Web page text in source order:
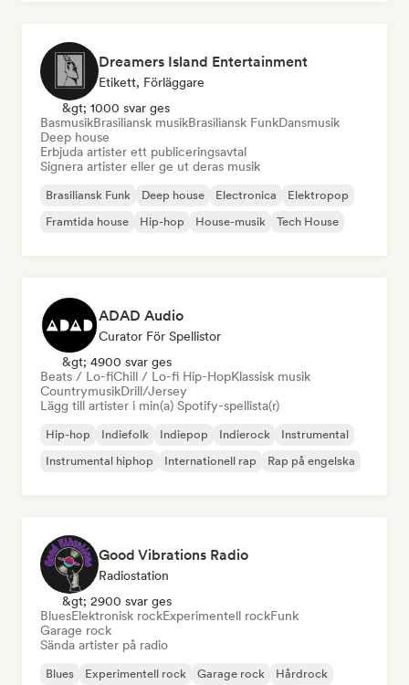
Dreamers Island Entertainment
Etikett, Förläggare
&gt; 1000 svar ges
BasmusikBrasiliansk musikBrasiliansk FunkDansmusik
Deep house
Erbjuda artister ett publiceringsavtal
Signera artister eller ge ut deras musik
Brasiliansk Funk Deep house Electronica
Elektropop
Framtida house
Hip-hop House-musik Tech House
ADAD Audio
Curator För Spellistor
&gt; 4900 svar ges
Beats / Lo-fiChill / Lo-fi Hip-HopKlassisk musik
CountrymusikDrill/Jersey
Lägg till artister i min(a) Spotify-spellista(r)
Hip-hop Indiefolk Indiepop Indierock
Instrumental
Instrumental hiphop
Internationell rap Rap på engelska
Good Vibrations Radio
Radiostation
&gt; 2900 svar ges
BluesElektronisk rockExperimentell rockFunk
Garage rock
Sända artister på radio
Blues Experimentell rock Garage rock
Hårdrock